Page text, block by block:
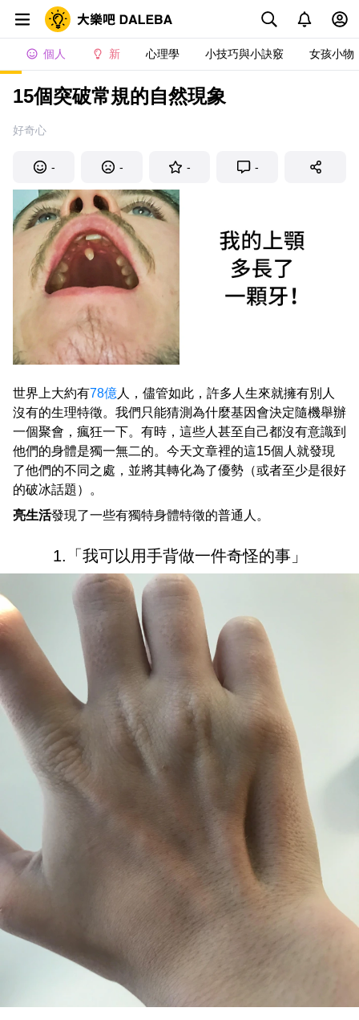
個人 新 心理學 小技巧與小訣竅 女孩小物
15個突破常規的自然現象
好奇心
- - - -
世界上大約有78億人，儘管如此，許多人生來就擁有別人
沒有的生理特徵。我們只能猜測為什麼基因會決定隨機舉辦
一個聚會，瘋狂一下。有時，這些人甚至自己都沒有意識到
他們的身體是獨一無二的。今天文章裡的這15個人就發現
了他們的不同之處，並將其轉化為了優勢（或者至少是很好
的破冰話題）。
亮生活發現了一些有獨特身體特徵的普通人。
1.「我可以用手背做一件奇怪的事」